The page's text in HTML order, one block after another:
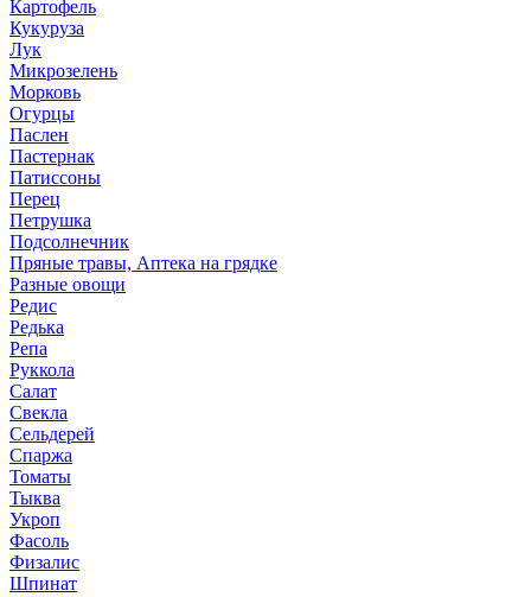
Картофель
Кукуруза
Лук
Микрозелень
Морковь
Огурцы
Паслен
Пастернак
Патиссоны
Перец
Петрушка
Подсолнечник
Пряные травы, Аптека на грядке
Разные овощи
Редис
Редька
Репа
Руккола
Салат
Свекла
Сельдерей
Спаржа
Томаты
Тыква
Укроп
Фасоль
Физалис
Шпинат